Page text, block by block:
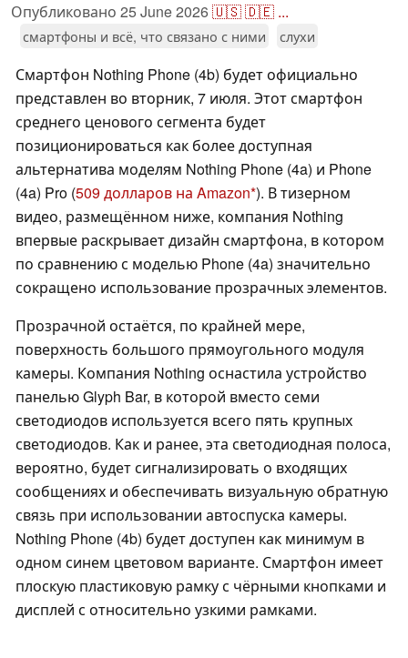
Опубликовано 25 June 2026🇺🇸🇩🇪 ...
смартфоны и всё, что связано с ними слухи
Смартфон Nothing Phone (4b) будет официально
представлен во вторник, 7 июля. Этот смартфон
среднего ценового сегмента будет
позиционироваться как более доступная
альтернатива моделям Nothing Phone (4a) и Phone
(4a) Pro (509 долларов на Amazon ). В тизерном
видео, размещённом ниже, компания Nothing
впервые раскрывает дизайн смартфона, в котором
по сравнению с моделью Phone (4a) значительно
сокращено использование прозрачных элементов.
Прозрачной остаётся, по крайней мере,
поверхность большого прямоугольного модуля
камеры. Компания Nothing оснастила устройство
панелью Glyph Bar, в которой вместо семи
светодиодов используется всего пять крупных
светодиодов. Как и ранее, эта светодиодная полоса,
вероятно, будет сигнализировать о входящих
сообщениях и обеспечивать визуальную обратную
связь при использовании автоспуска камеры.
Nothing Phone (4b) будет доступен как минимум в
одном синем цветовом варианте. Смартфон имеет
плоскую пластиковую рамку с чёрными кнопками и
дисплей с относительно узкими рамками.